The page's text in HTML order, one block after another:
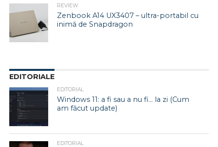
REVIEW
Zenbook A14 UX3407 – ultra-portabil cu
inimă de Snapdragon
EDITORIALE
EDITORIAL
Windows 11: a fi sau a nu fi… la zi (Cum
am făcut update)
EDITORIAL